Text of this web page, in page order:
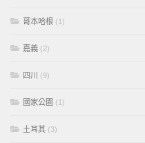
哥本哈根 (1)
嘉義 (2)
四川 (9)
國家公園 (1)
土耳其 (3)